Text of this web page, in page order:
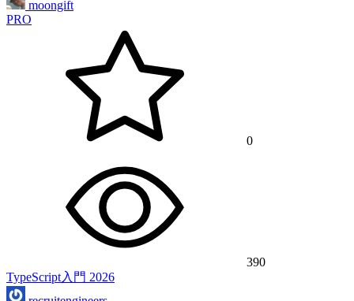
moongift
PRO
0
390
TypeScript入門 2026